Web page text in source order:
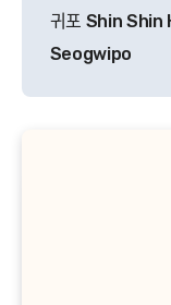
導
覽
귀포 Shin Shin
Seogwipo